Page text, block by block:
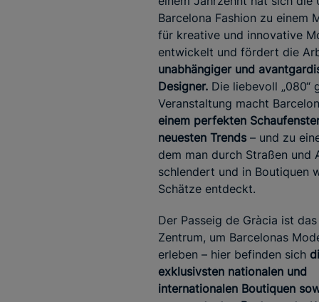
Barcelona Fashion zu einem
für kreative und innovative
entwickelt und fördert die
unabhängiger und
Designer. Die liebevoll „080“
Veranstaltung macht
einem perfekten
neuesten Trends – und zu
dem man durch Straßen und
schlendert und in Boutiquen
Schätze entdeckt.
Der Passeig de Gràcia ist
Zentrum, um Barcelonas
erleben – hier befinden sich
exklusivsten nationalen und
internationalen Boutiquen